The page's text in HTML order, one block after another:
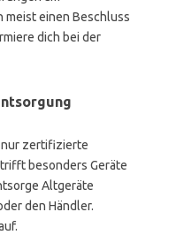
meist einen Beschluss
dich bei der
nur zertifizierte
besonders Geräte
Altgeräte
den Händler.